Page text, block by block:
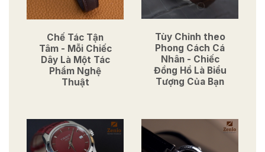
Chế Tác Tận
Tâm - Mỗi Chiếc
Dây Là Một Tác
Phẩm Nghệ
Thuật
Tùy Chỉnh theo
Phong Cách Cá
Nhân - Chiếc
Đồng Hồ Là Biểu
Tượng Của Bạn